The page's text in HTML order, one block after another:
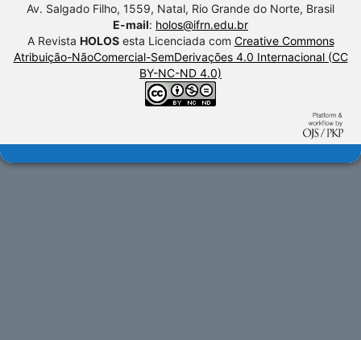
Av. Salgado Filho, 1559, Natal, Rio Grande do Norte, Brasil
E-mail: holos@ifrn.edu.br
A Revista HOLOSesta Licenciada com Creative Commons
Atribuição-NãoComercial-SemDerivações 4.0 Internacional (CC
BY-NC-ND 4.0)